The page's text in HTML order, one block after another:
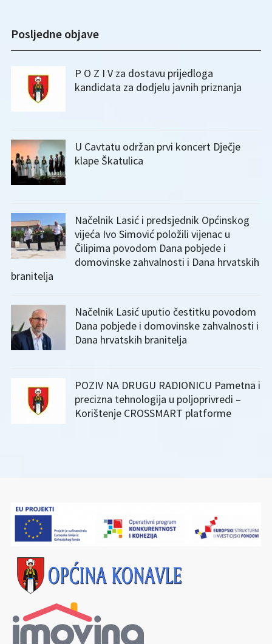
Posljedne objave
P O Z I V za dostavu prijedloga
kandidata za dodjelu javnih priznanja
U Cavtatu održan prvi koncert Dječje
klape Škatulica
Načelnik Lasić i predsjednik Općinskog
vijeća Ivo Simović položili vijenac u
Čilipima povodom Dana pobjede i
domovinske zahvalnosti i Dana hrvatskih
branitelja
Načelnik Lasić uputio čestitku povodom
Dana pobjede i domovinske zahvalnosti i
Dana hrvatskih branitelja
POZIV NA DRUGU RADIONICU Pametna i
precizna tehnologija u poljoprivredi –
Korištenje CROSSMART platforme